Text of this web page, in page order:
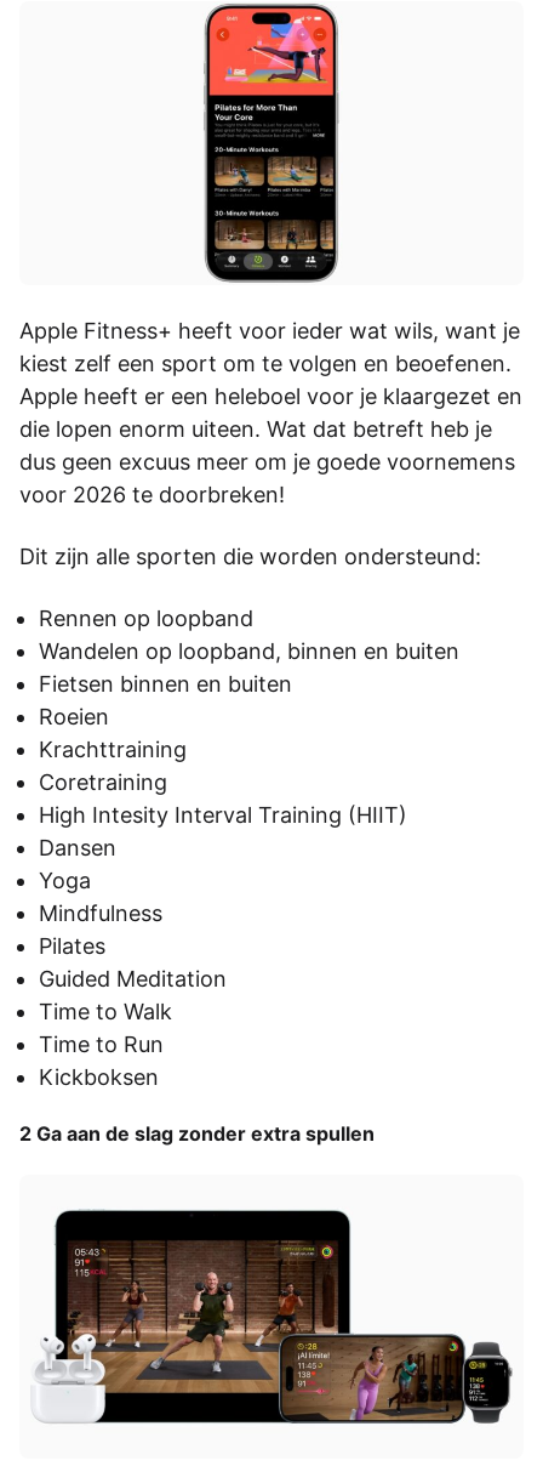
Apple Fitness+ heeft voor ieder wat wils, want je
kiest zelf een sport om te volgen en beoefenen.
Apple heeft er een heleboel voor je klaargezet en
die lopen enorm uiteen. Wat dat betreft heb je
dus geen excuus meer om je goede voornemens
voor 2026 te doorbreken!
Dit zijn alle sporten die worden ondersteund:
Rennen op loopband
Wandelen op loopband, binnen en buiten
Fietsen binnen en buiten
Roeien
Krachttraining
Coretraining
High Intesity Interval Training (HIIT)
Dansen
Yoga
Mindfulness
Pilates
Guided Meditation
Time to Walk
Time to Run
Kickboksen
2 Ga aan de slag zonder extra spullen